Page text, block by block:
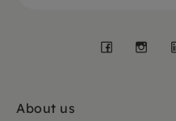
About us